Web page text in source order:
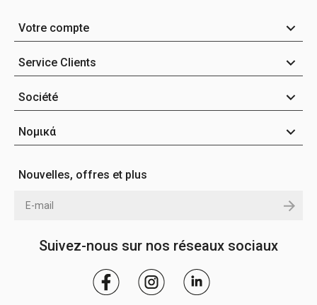
Votre compte
Service Clients
Société
Νομικά
Nouvelles, offres et plus
Suivez-nous sur nos réseaux sociaux